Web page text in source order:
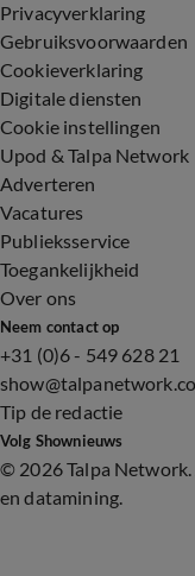
Privacyverklaring
Gebruiksvoorwaarden
Cookieverklaring
Digitale diensten
Cookie instellingen
Upod & Talpa Network
Adverteren
Vacatures
Publieksservice
Toegankelijkheid
Over ons
Neem contact op
+31 (0)6 - 549 628 21
Tip de redactie
Volg Shownieuws
© 2026 Talpa
en datamining.